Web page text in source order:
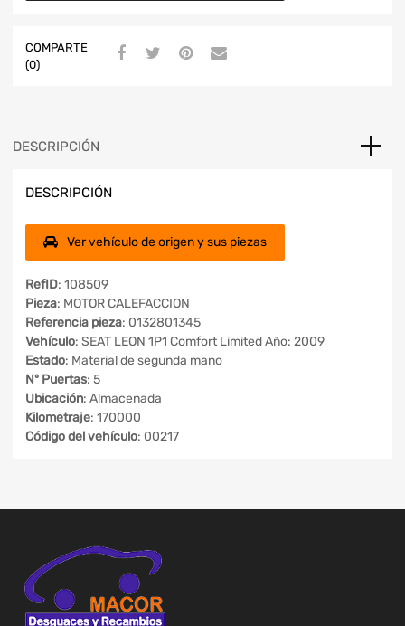
COMPARTE
(0)
DESCRIPCIÓN
DESCRIPCIÓN
Ver vehículo de origen y sus piezas
RefID: 108509
Pieza: MOTOR CALEFACCION
Referencia pieza: 0132801345
Vehículo: SEAT LEON 1P1 Comfort Limited Año: 2009
Estado: Material de segunda mano
Nº Puertas: 5
Ubicación: Almacenada
Kilometraje: 170000
Código del vehículo: 00217